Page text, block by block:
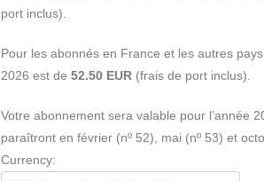
port inclus).
Pour les abonnés en France et les autres
2026 est de 52.50 EUR(frais de port inclus).
Votre abonnement sera valable pour l’année
paraîtront en février (nº 52), mai (nº 53) et
Currency: